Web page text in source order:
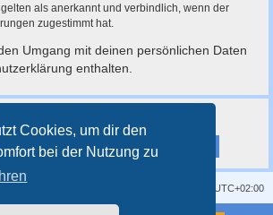
Cookies, um dir den
bei der Nutzung zu
als anerkannt und verbindlich, wenn der
zugestimmt hat.
Umgang mit deinen persönlichen Daten
enthalten.
UTC+02:00